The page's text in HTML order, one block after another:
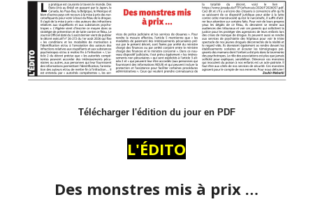
Télécharger l'édition du jour en PDF
L'ÉDITO
Des monstres mis à prix …